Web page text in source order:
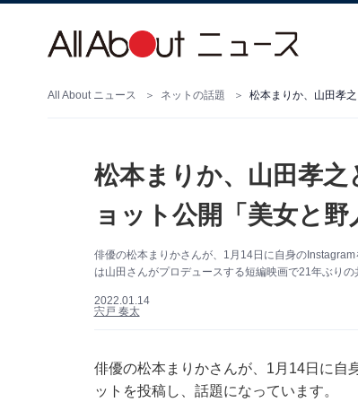
All About ニュース ネットの話題 松本まりか、山田孝
松本まりか、山田孝
ョット公開「美女と野
俳優の松本まりかさんが、1月14日に自身の
は山田さんがプロデュースする短編映画で21年ぶりの
2022.01.14
宍戸 奏太
俳優の松本まりかさんが、1月14日に自
ットを投稿し、話題になっています。